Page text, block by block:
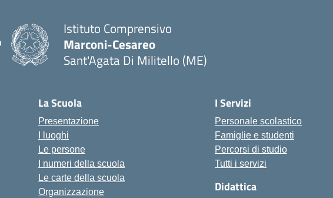
Istituto Comprensivo
Marconi-Cesareo
Sant'Agata Di Militello (ME)
La Scuola
Presentazione
I luoghi
Le persone
I numeri della scuola
Le carte della scuola
Organizzazione
I Servizi
Personale scolastico
Famiglie e studenti
Percorsi di studio
Tutti i servizi
Didattica